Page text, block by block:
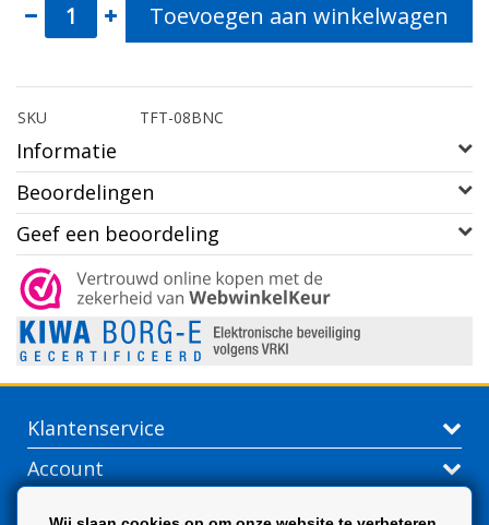
Toevoegen aan winkelwagen
SKU TFT-08BNC
Informatie
Beoordelingen
Geef een beoordeling
Klantenservice
Account